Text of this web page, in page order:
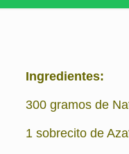
Ingredientes:
300 gramos de
1 sobrecito de